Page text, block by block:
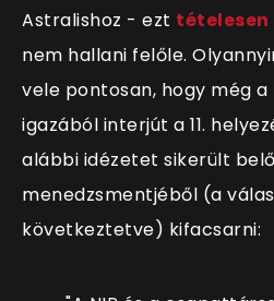
Astralishoz - ezt
nem hallani felőle.
vele pontosan, hogy még
igazából interjút a 11.
alábbi idézetet sikerült
menedzsmentjéből (a
következtetve) kifacsarni: